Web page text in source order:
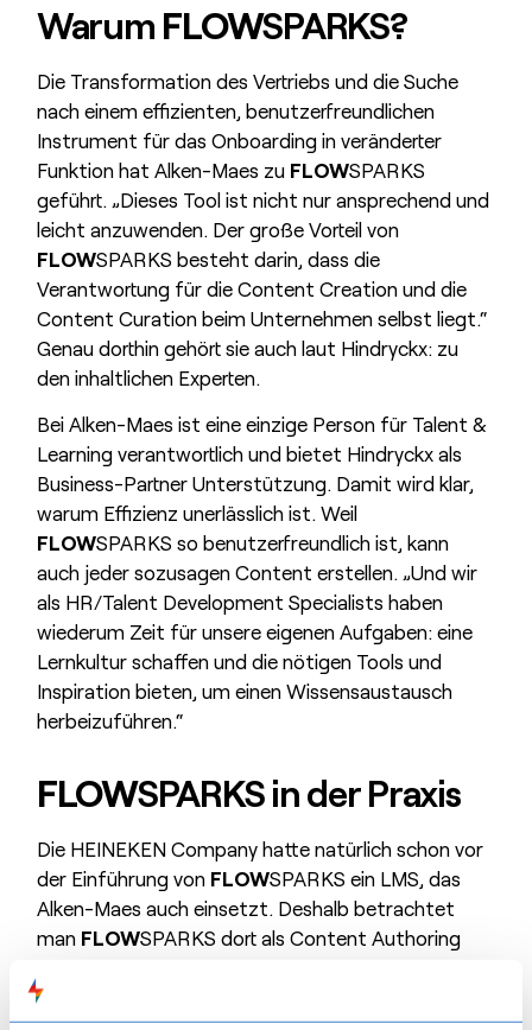
WarumFLOWSPARKS?
Die Transformation des Vertriebs und die Suche
nach einem effizienten, benutzerfreundlichen
Instrument für das Onboarding in veränderter
Funktion hat Alken-Maes zuFLOWSPARKS
geführt. „Dieses Tool ist nicht nur ansprechend und
leicht anzuwenden. Der große Vorteil von
FLOWSPARKS besteht darin, dass die
Verantwortung für die Content Creation und die
Content Curation beim Unternehmen selbst liegt.“
Genau dorthin gehört sie auch laut Hindryckx: zu
den inhaltlichen Experten.
Bei Alken-Maes ist eine einzige Person für Talent &
Learning verantwortlich und bietet Hindryckx als
Business-Partner Unterstützung. Damit wird klar,
warum Effizienz unerlässlich ist. Weil
FLOWSPARKS so benutzerfreundlich ist, kann
auch jeder sozusagen Content erstellen. „Und wir
als HR/Talent Development Specialists haben
wiederum Zeit für unsere eigenen Aufgaben: eine
Lernkultur schaffen und die nötigen Tools und
Inspiration bieten, um einen Wissensaustausch
herbeizuführen.“
FLOWSPARKS in der Praxis
Die HEINEKEN Company hatte natürlich schon vor
der Einführung von FLOWSPARKS ein LMS, das
Alken-Maes auch einsetzt. Deshalb betrachtet
man FLOWSPARKS dort als Content Authoring